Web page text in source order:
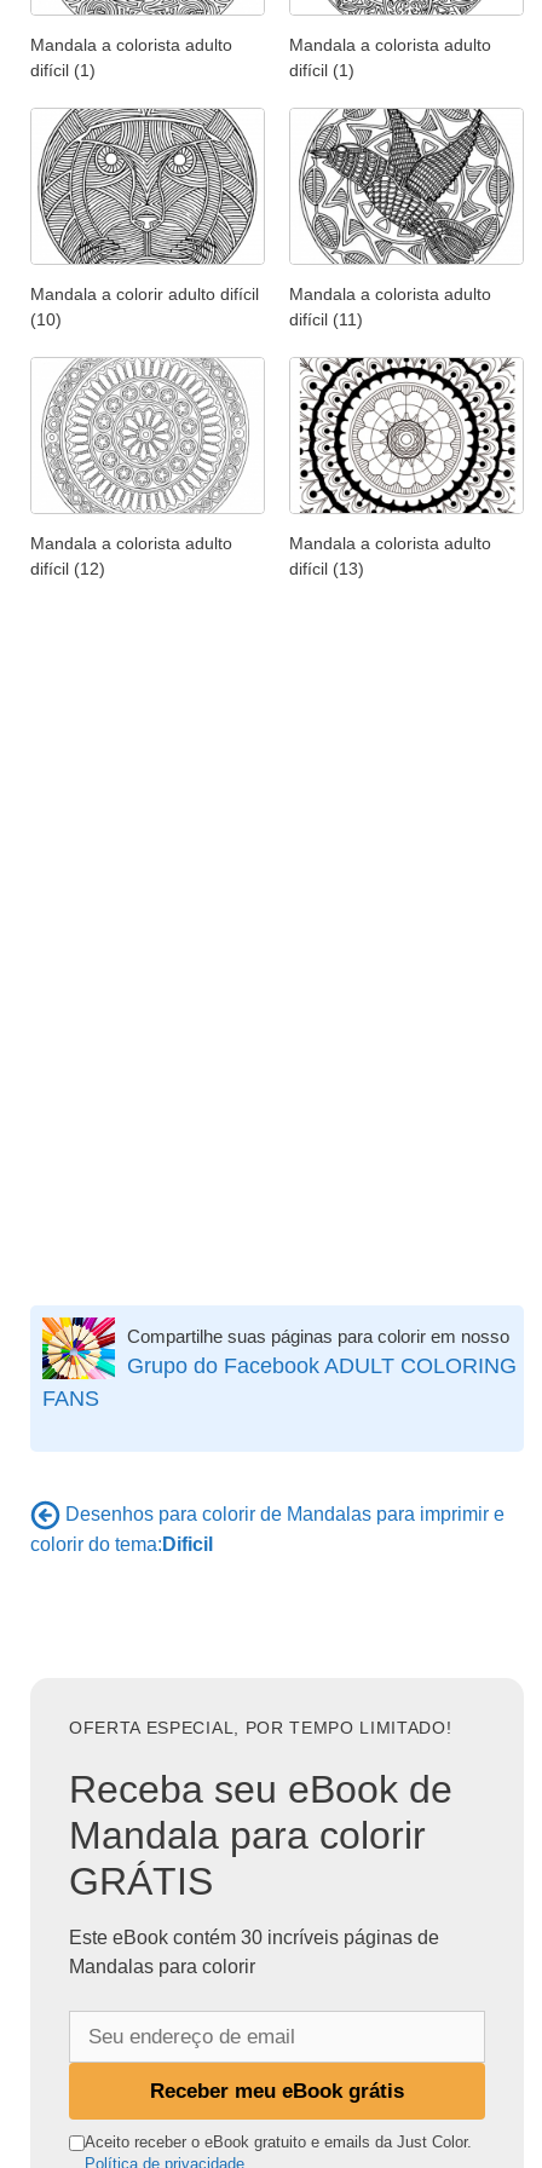
Mandala a colorista adulto
difícil (1)
Mandala a colorista adulto
difícil (1)
Mandala a colorir adulto difícil
(10)
Mandala a colorista adulto
difícil (11)
Mandala a colorista adulto
difícil (12)
Mandala a colorista adulto
difícil (13)
Compartilhe suas páginas para colorir em nosso
Grupo do Facebook ADULT COLORING
FANS
Desenhos para colorir de Mandalas para imprimir e
colorir do tema: Dificil
OFERTA ESPECIAL, POR TEMPO LIMITADO!
Receba seu eBook de
Mandala para colorir
GRÁTIS
Este eBook contém 30 incríveis páginas de
Mandalas para colorir
n
Receber meu eBook grátis
Aceito receber o eBook gratuito e emails da Just Color.
Política de privacidade